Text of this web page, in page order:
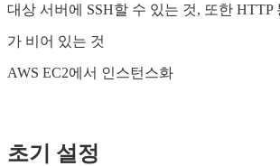
대상 서버에 SSH할 수 있는 것, 또한 HTTP
가 비어 있는 것
AWS EC2에서 인스턴스화
초기 설정